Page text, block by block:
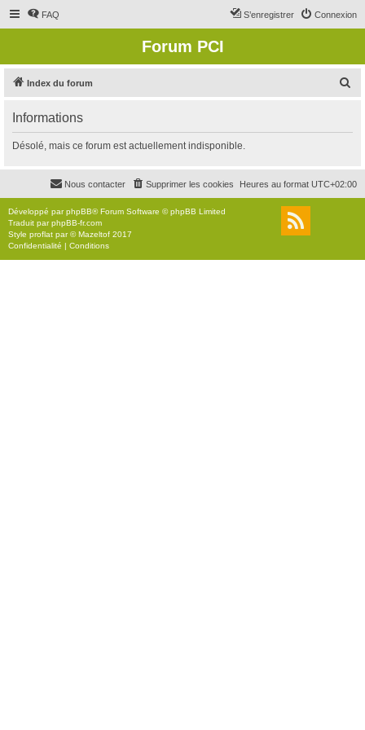
FAQ Connexion
S’enregistrer
Forum PCI
Index du forum
r
c
r
Informations
Désolé, mais ce forum est actuellement indisponible.
Heures au format UTC+02:00
Supprimer les cookies
Nous contacter
Développé parphpBB® Forum Software © phpBB Limited
Traduit parphpBB-fr.com
Style proflat par ©Mazeltof 2017
Confidentialité | Conditions